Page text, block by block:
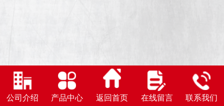
公司介绍 产品中心 返回首页 在线留言 联系我们